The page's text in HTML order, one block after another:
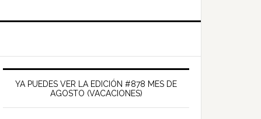
Barra
lateral
principal
YA PUEDES VER LA EDICIÓN #878 MES DE
AGOSTO (VACACIONES)